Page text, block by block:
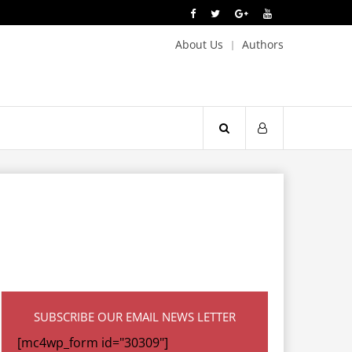
About Us Authors
SUBSCRIBE OUR EMAIL NEWS LETTER
[mc4wp_form id="30309"]